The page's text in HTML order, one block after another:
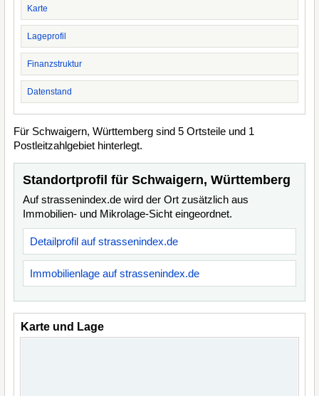
Karte
Lageprofil
Finanzstruktur
Datenstand
Für Schwaigern, Württemberg sind 5 Ortsteile und 1
Postleitzahlgebiet hinterlegt.
Standortprofil für Schwaigern, Württemberg
Auf strassenindex.de wird der Ort zusätzlich aus
Immobilien- und Mikrolage-Sicht eingeordnet.
Detailprofil auf strassenindex.de
Immobilienlage auf strassenindex.de
Karte und Lage